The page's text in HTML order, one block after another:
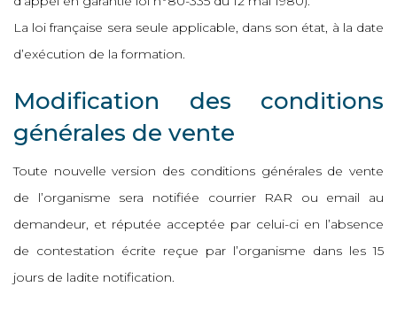
La loi française sera seule applicable, dans son état, à la date
d’exécution de la formation.
Modification des conditions
générales de vente
Toute nouvelle version des conditions générales de vente
de l’organisme sera notifiée courrier RAR ou email au
demandeur, et réputée acceptée par celui-ci en l’absence
de contestation écrite reçue par l’organisme dans les 15
jours de ladite notification.